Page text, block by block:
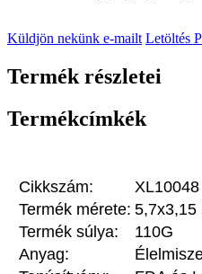
Küldjön nekünk e-mailt Letöltés
Termék részletei
Termékcímkék
Cikkszám:
XL10048
Termék mérete: 5,7x3,15
Termék súlya:
110G
Anyag: